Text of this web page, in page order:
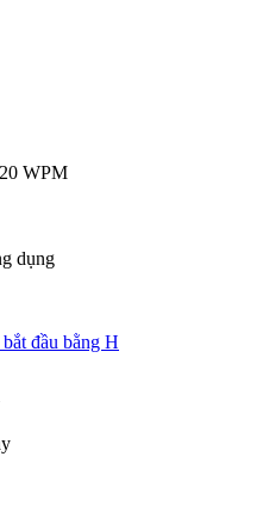
WPM
dụng
đầu bằng H